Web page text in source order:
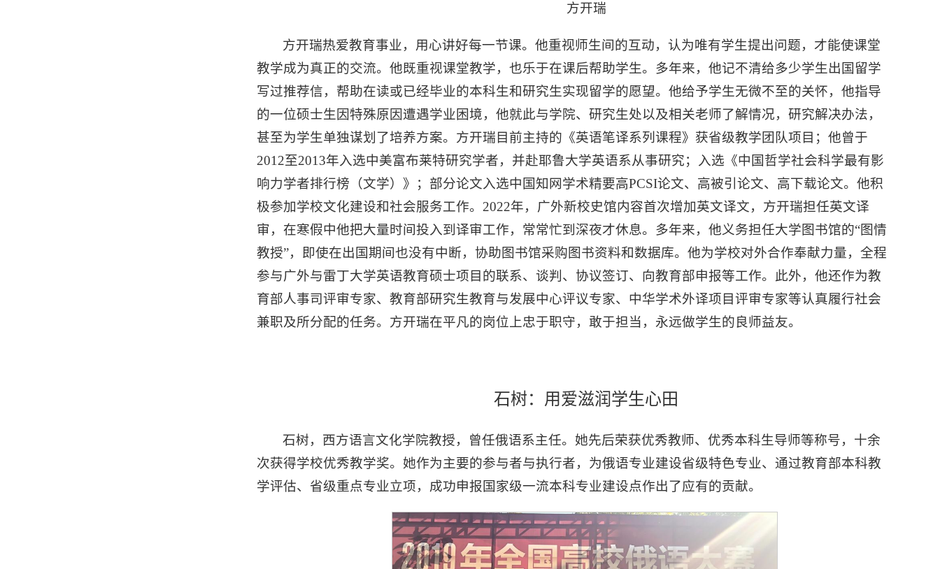
方开瑞
方开瑞热爱教育事业，用心讲好每一节课。他重视师生间的互动，认为唯有学生提出问题，才能使课堂
教学成为真正的交流。他既重视课堂教学，也乐于在课后帮助学生。多年来，他记不清给多少学生出国留学
写过推荐信，帮助在读或已经毕业的本科生和研究生实现留学的愿望。他给予学生无微不至的关怀，他指导
的一位硕士生因特殊原因遭遇学业困境，他就此与学院、研究生处以及相关老师了解情况，研究解决办法，
甚至为学生单独谋划了培养方案。方开瑞目前主持的《英语笔译系列课程》获省级教学团队项目；他曾于
2012至2013年入选中美富布莱特研究学者，并赴耶鲁大学英语系从事研究；入选《中国哲学社会科学最有影
响力学者排行榜（文学）》；部分论文入选中国知网学术精要高PCSI论文、高被引论文、高下载论文。他积
极参加学校文化建设和社会服务工作。2022年，广外新校史馆内容首次增加英文译文，方开瑞担任英文译
审，在寒假中他把大量时间投入到译审工作，常常忙到深夜才休息。多年来，他义务担任大学图书馆的“图情
教授”，即使在出国期间也没有中断，协助图书馆采购图书资料和数据库。他为学校对外合作奉献力量，全程
参与广外与雷丁大学英语教育硕士项目的联系、谈判、协议签订、向教育部申报等工作。此外，他还作为教
育部人事司评审专家、教育部研究生教育与发展中心评议专家、中华学术外译项目评审专家等认真履行社会
兼职及所分配的任务。方开瑞在平凡的岗位上忠于职守，敢于担当，永远做学生的良师益友。
石树：用爱滋润学生心田
石树，西方语言文化学院教授，曾任俄语系主任。她先后荣获优秀教师、优秀本科生导师等称号，十余
次获得学校优秀教学奖。她作为主要的参与者与执行者，为俄语专业建设省级特色专业、通过教育部本科教
学评估、省级重点专业立项，成功申报国家级一流本科专业建设点作出了应有的贡献。